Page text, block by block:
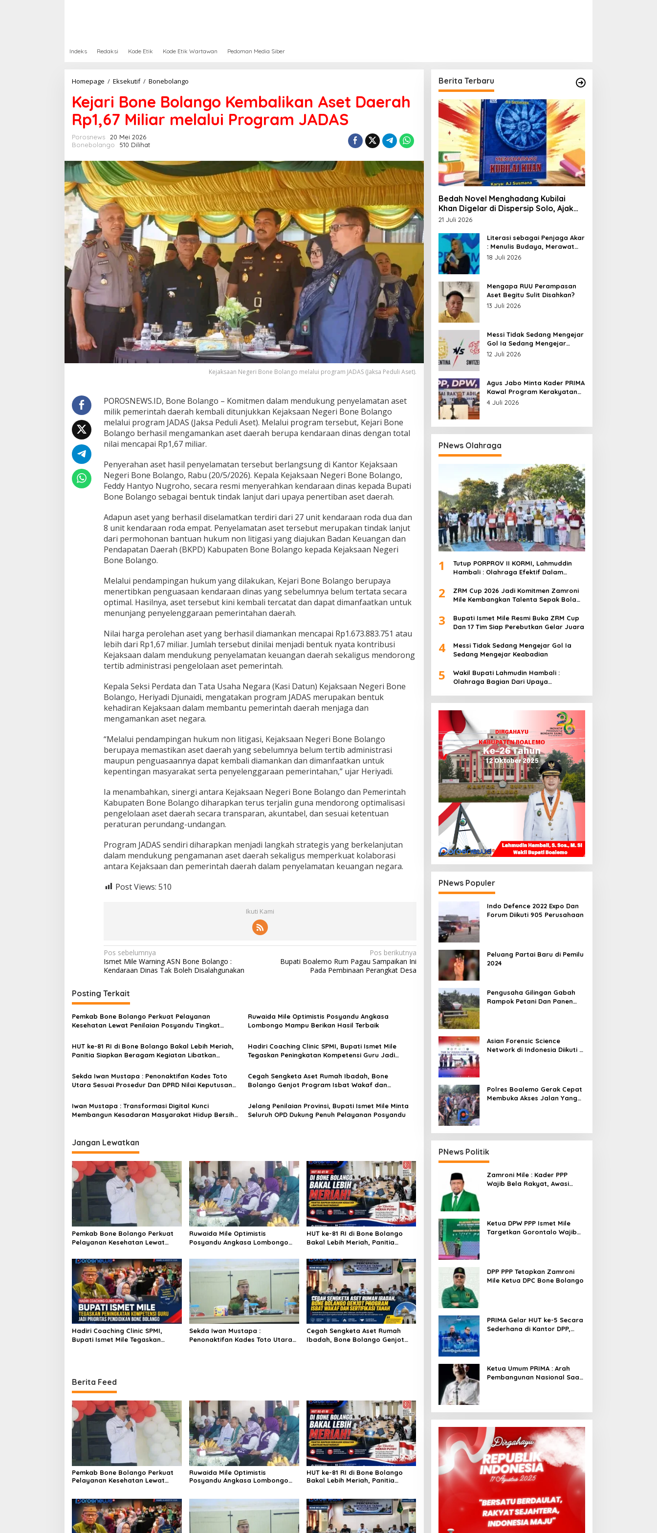
Indeks Redaksi Kode Etik Kode Etik Wartawan Pedoman Media Siber
Homepage / Eksekutif / Bonebolango
j
a
r
i
e
o
l
a
n
g
o
e
m
b
a
s
e
t
D
a
h
R
p
1
,
6
i
l
i
a
e
l
a
l
r
o
g
a
J
A
D
S
Kejari Bone Bolango Kembalikan Aset Daerah
Rp1,67 Miliar melalui Program JADAS
Porosnews
20 Mei 2026
Bonebolango
510 Dilihat
Kejaksaan Negeri Bone Bolango melalui program JADAS (Jaksa Peduli Aset).
POROSNEWS.ID, Bone Bolango – Komitmen dalam mendukung penyelamatan aset
milik pemerintah daerah kembali ditunjukkan Kejaksaan Negeri Bone Bolango
melalui program JADAS (Jaksa Peduli Aset). Melalui program tersebut, Kejari Bone
Bolango berhasil mengamankan aset daerah berupa kendaraan dinas dengan total
nilai mencapai Rp1,67 miliar.
Penyerahan aset hasil penyelamatan tersebut berlangsung di Kantor Kejaksaan
Negeri Bone Bolango, Rabu (20/5/2026). Kepala Kejaksaan Negeri Bone Bolango,
Feddy Hantyo Nugroho, secara resmi menyerahkan kendaraan dinas kepada Bupati
Bone Bolango sebagai bentuk tindak lanjut dari upaya penertiban aset daerah.
Adapun aset yang berhasil diselamatkan terdiri dari 27 unit kendaraan roda dua dan
8 unit kendaraan roda empat. Penyelamatan aset tersebut merupakan tindak lanjut
dari permohonan bantuan hukum non litigasi yang diajukan Badan Keuangan dan
Pendapatan Daerah (BKPD) Kabupaten Bone Bolango kepada Kejaksaan Negeri
Bone Bolango.
Melalui pendampingan hukum yang dilakukan, Kejari Bone Bolango berupaya
menertibkan penguasaan kendaraan dinas yang sebelumnya belum tertata secara
optimal. Hasilnya, aset tersebut kini kembali tercatat dan dapat dimanfaatkan untuk
menunjang penyelenggaraan pemerintahan daerah.
Nilai harga perolehan aset yang berhasil diamankan mencapai Rp1.673.883.751 atau
lebih dari Rp1,67 miliar. Jumlah tersebut dinilai menjadi bentuk nyata kontribusi
Kejaksaan dalam mendukung penyelamatan keuangan daerah sekaligus mendorong
tertib administrasi pengelolaan aset pemerintah.
Kepala Seksi Perdata dan Tata Usaha Negara (Kasi Datun) Kejaksaan Negeri Bone
Bolango, Heriyadi Djunaidi, mengatakan program JADAS merupakan bentuk
kehadiran Kejaksaan dalam membantu pemerintah daerah menjaga dan
mengamankan aset negara.
“Melalui pendampingan hukum non litigasi, Kejaksaan Negeri Bone Bolango
berupaya memastikan aset daerah yang sebelumnya belum tertib administrasi
maupun penguasaannya dapat kembali diamankan dan dimanfaatkan untuk
kepentingan masyarakat serta penyelenggaraan pemerintahan,” ujar Heriyadi.
Ia menambahkan, sinergi antara Kejaksaan Negeri Bone Bolango dan Pemerintah
Kabupaten Bone Bolango diharapkan terus terjalin guna mendorong optimalisasi
pengelolaan aset daerah secara transparan, akuntabel, dan sesuai ketentuan
peraturan perundang-undangan.
Program JADAS sendiri diharapkan menjadi langkah strategis yang berkelanjutan
dalam mendukung pengamanan aset daerah sekaligus memperkuat kolaborasi
antara Kejaksaan dan pemerintah daerah dalam penyelamatan keuangan negara.
Post Views: 510
Ikuti Kami
N
a
i
g
a
i
o
s
Pos sebelumnya
Ismet Mile Warning ASN Bone Bolango :
Kendaraan Dinas Tak Boleh Disalahgunakan
Pos berikutnya
Bupati Boalemo Rum Pagau Sampaikan Ini
Pada Pembinaan Perangkat Desa
Posting Terkait
Pemkab Bone Bolango Perkuat Pelayanan
Kesehatan Lewat Penilaian Posyandu Tingkat
Ruwaida Mile Optimistis Posyandu Angkasa
Lombongo Mampu Berikan Hasil Terbaik
HUT ke-81 RI di Bone Bolango Bakal Lebih Meriah,
Panitia Siapkan Beragam Kegiatan Libatkan
Hadiri Coaching Clinic SPMI, Bupati Ismet Mile
Tegaskan Peningkatan Kompetensi Guru Jadi
Sekda Iwan Mustapa : Penonaktifan Kades Toto
Utara Sesuai Prosedur Dan DPRD Nilai Keputusan
Cegah Sengketa Aset Rumah Ibadah, Bone
Bolango Genjot Program Isbat Wakaf dan
Iwan Mustapa : Transformasi Digital Kunci
Membangun Kesadaran Masyarakat Hidup Bersih
Jelang Penilaian Provinsi, Bupati Ismet Mile Minta
Seluruh OPD Dukung Penuh Pelayanan Posyandu
Jangan Lewatkan
Pemkab Bone Bolango Perkuat
Pelayanan Kesehatan Lewat
Provinsi
Ruwaida Mile Optimistis
Posyandu Angkasa Lombongo
HUT ke-81 RI di Bone Bolango
Bakal Lebih Meriah, Panitia
Libatkan Masyarakat
Hadiri Coaching Clinic SPMI,
Bupati Ismet Mile Tegaskan
Sekda Iwan Mustapa :
Penonaktifan Kades Toto Utara
Cegah Sengketa Aset Rumah
Ibadah, Bone Bolango Genjot
Berita Feed
Pemkab Bone Bolango Perkuat
Pelayanan Kesehatan Lewat
Ruwaida Mile Optimistis
Posyandu Angkasa Lombongo
HUT ke-81 RI di Bone Bolango
Bakal Lebih Meriah, Panitia
Berita Terbaru
Bedah Novel Menghadang Kubilai
Khan Digelar di Dispersip Solo, Ajak
Publik Menyelami Heroisme Leluhur
21 Juli 2026
Literasi sebagai Penjaga Akar
: Menulis Budaya, Merawat
Identitas
18 Juli 2026
Mengapa RUU Perampasan
Aset Begitu Sulit Disahkan?
13 Juli 2026
Messi Tidak Sedang Mengejar
Gol Ia Sedang Mengejar
Keabadian
12 Juli 2026
Agus Jabo Minta Kader PRIMA
Kawal Program Kerakyatan
Pemerintahan Prabowo
4 Juli 2026
PNews Olahraga
1
Tutup PORPROV II KORMI, Lahmuddin
Hambali : Olahraga Efektif Dalam
2
ZRM Cup 2026 Jadi Komitmen Zamroni
Mile Kembangkan Talenta Sepak Bola
3
Bupati Ismet Mile Resmi Buka ZRM Cup
Dan 17 Tim Siap Perebutkan Gelar Juara
4
Messi Tidak Sedang Mengejar Gol Ia
Sedang Mengejar Keabadian
5
Wakil Bupati Lahmudin Hambali :
Olahraga Bagian Dari Upaya
PNews Populer
Indo Defence 2022 Expo Dan
Forum Diikuti 905 Perusahaan
Peluang Partai Baru di Pemilu
2024
Pengusaha Gilingan Gabah
Rampok Petani Dan Panen
Asian Forensic Science
Network di Indonesia Diikuti 17
Polres Boalemo Gerak Cepat
Membuka Akses Jalan Yang
PNews Politik
Zamroni Mile : Kader PPP
Wajib Bela Rakyat, Awasi
Ketua DPW PPP Ismet Mile
Targetkan Gorontalo Wajib
DPP PPP Tetapkan Zamroni
Mile Ketua DPC Bone Bolango
PRIMA Gelar HUT ke-5 Secara
Sederhana di Kantor DPP,
Ketua Umum PRIMA : Arah
Pembangunan Nasional Saat